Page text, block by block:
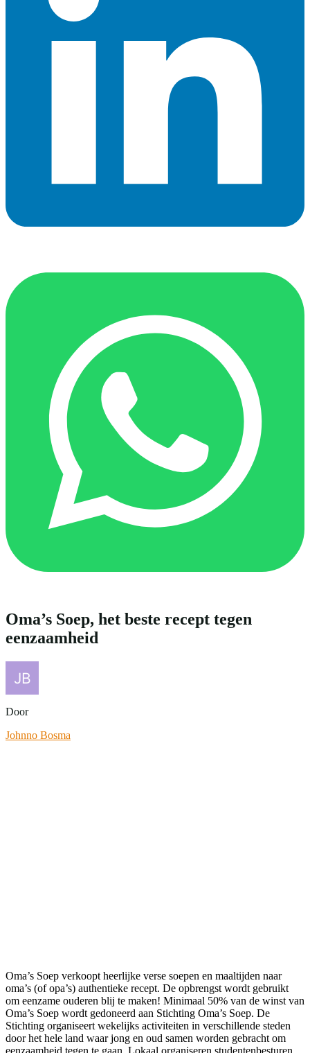
Oma’s Soep, het beste recept tegen
eenzaamheid
Door
Johnno Bosma
Oma’s Soep verkoopt heerlijke verse soepen en maaltijden naar
oma’s (of opa’s) authentieke recept. De opbrengst wordt gebruikt
om eenzame ouderen blij te maken! Minimaal 50% van de winst van
Oma’s Soep wordt gedoneerd aan Stichting Oma’s Soep. De
Stichting organiseert wekelijks activiteiten in verschillende steden
door het hele land waar jong en oud samen worden gebracht om
eenzaamheid tegen te gaan. Lokaal organiseren studentenbesturen